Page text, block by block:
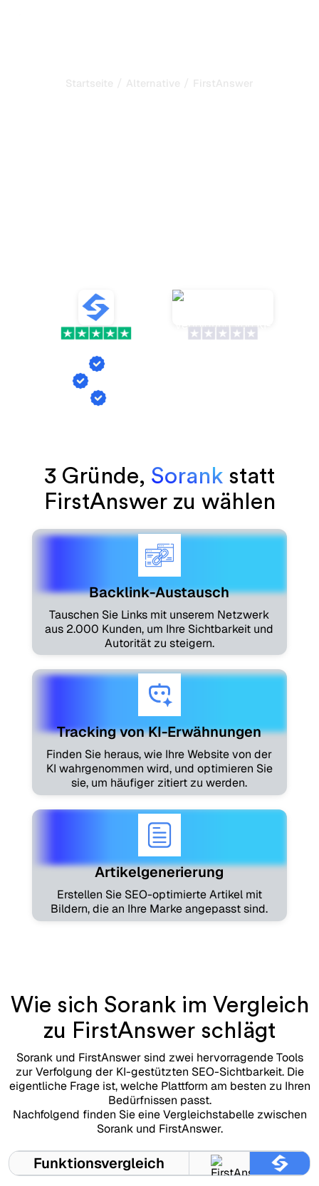
Startseite / Alternative / FirstAnswer
Backlink-Austausch
3 Gründe, Sorank statt
FirstAnswer zu wählen
Backlink-Austausch
Tauschen Sie Links mit unserem Netzwerk
aus 2.000 Kunden, um Ihre Sichtbarkeit und
Autorität zu steigern.
Tracking von KI-Erwähnungen
Finden Sie heraus, wie Ihre Website von der
KI wahrgenommen wird, und optimieren Sie
sie, um häufiger zitiert zu werden.
Artikelgenerierung
Erstellen Sie SEO-optimierte Artikel mit
Bildern, die an Ihre Marke angepasst sind.
Wie sich Sorank im Vergleich
zu FirstAnswer schlägt
Sorank und FirstAnswer sind zwei hervorragende Tools
zur Verfolgung der KI-gestützten SEO-Sichtbarkeit. Die
eigentliche Frage ist, welche Plattform am besten zu Ihren
Bedürfnissen passt.
Nachfolgend finden Sie eine Vergleichstabelle zwischen
Sorank und FirstAnswer.
Funktionsvergleich